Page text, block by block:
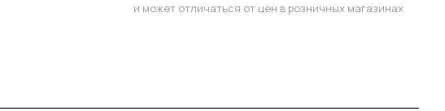
и может отличаться от цен в розничных магазинах